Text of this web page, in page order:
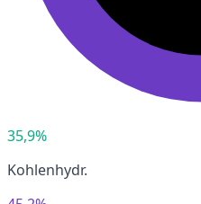
35,9%
Kohlenhydr.